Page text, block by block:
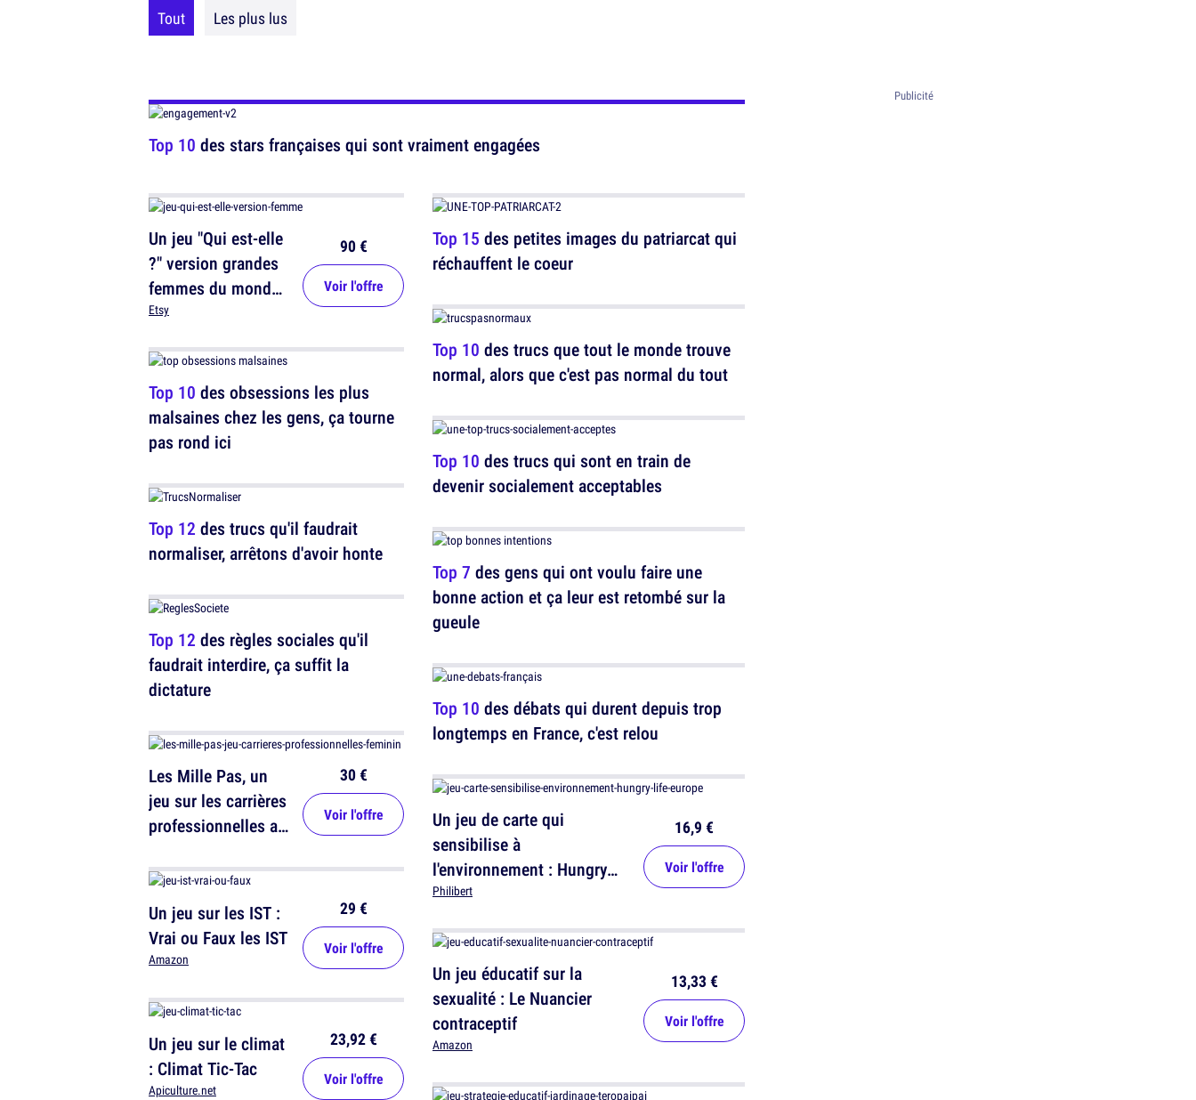
Tout Les plus lus
Top 10 des stars françaises qui sont vraiment engagées
Un jeu "Qui est-elle
?" version grandes
femmes du monde,
pour (re)découvrir
feminines
Etsy
90 €
Voir l'offre
Top 10 des obsessions les plus
malsaines chez les gens, ça tourne
pas rond ici
Top 12 des trucs qu'il faudrait
normaliser, arrêtons d'avoir honte
Top 12 des règles sociales qu'il
faudrait interdire, ça suffit la
dictature
Les Mille Pas, un
jeu sur les carrières
professionnelles au
30 €
Voir l'offre
Un jeu sur les IST :
Vrai ou Faux les IST
Amazon
29 €
Voir l'offre
Un jeu sur le climat
: Climat Tic-Tac
Apiculture.net
23,92 €
Voir l'offre
Top 15 des petites images du patriarcat qui
réchauffent le coeur
Top 10 des trucs que tout le monde trouve
normal, alors que c'est pas normal du tout
Top 10 des trucs qui sont en train de
devenir socialement acceptables
Top 7 des gens qui ont voulu faire une
bonne action et ça leur est retombé sur la
gueule
Top 10 des débats qui durent depuis trop
longtemps en France, c'est relou
Un jeu de carte qui
sensibilise à
l'environnement : Hungry
Life Europe
Philibert
16,9 €
Voir l'offre
Un jeu éducatif sur la
sexualité : Le Nuancier
contraceptif
Amazon
13,33 €
Voir l'offre